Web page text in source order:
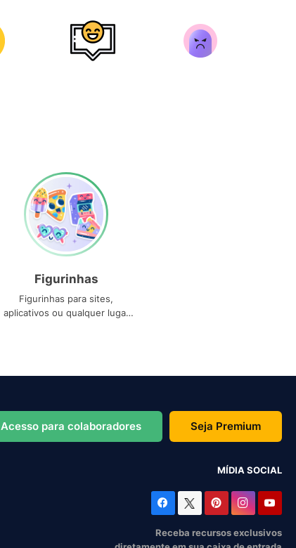
Figurinhas
Figurinhas para sites,
aplicativos ou qualquer lugar
Acesso para colaboradores Seja Premium
MÍDIA SOCIAL
Receba recursos exclusivos